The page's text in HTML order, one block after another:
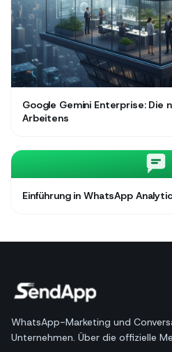
Google Gemini Enterprise: Die
Arbeitens
Einführung in WhatsApp
WhatsApp-Marketing und
Unternehmen. Über die offizielle